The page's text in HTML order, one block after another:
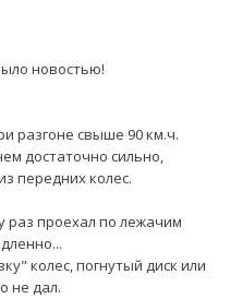
новостью!
разгоне свыше 90 км.ч.
достаточно сильно,
передних колес.
раз проехал по лежачим
колес, погнутый диск или
не дал.